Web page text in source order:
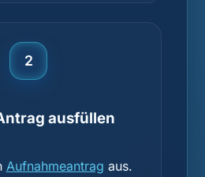
2
ausfüllen
Aufnahmeantrag aus.